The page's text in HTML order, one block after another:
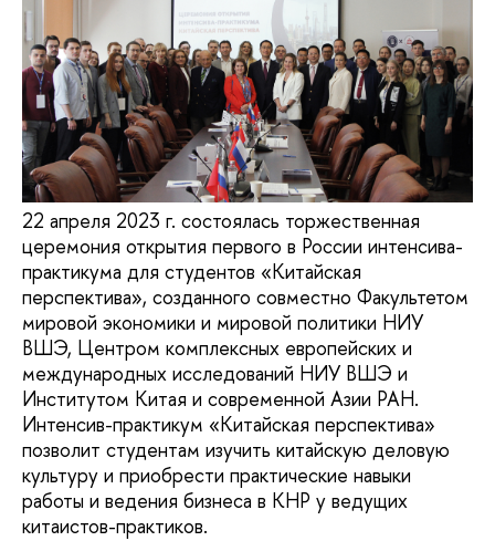
22 апреля 2023 г. состоялась торжественная
церемония открытия первого в России интенсива-
практикума для студентов «Китайская
перспектива», созданного совместно Факультетом
мировой экономики и мировой политики НИУ
ВШЭ, Центром комплексных европейских и
международных исследований НИУ ВШЭ и
Институтом Китая и современной Азии РАН.
Интенсив-практикум «Китайская перспектива»
позволит студентам изучить китайскую деловую
культуру и приобрести практические навыки
работы и ведения бизнеса в КНР у ведущих
китаистов-практиков.